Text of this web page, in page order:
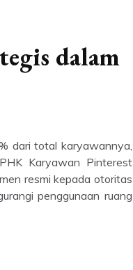
dalam
dari total karyawannya,
Karyawan Pinterest
resmi kepada otoritas
penggunaan ruang